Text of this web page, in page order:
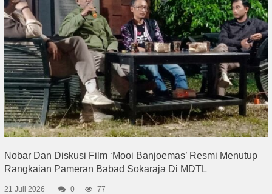
Nobar Dan Diskusi Film ‘Mooi Banjoemas’ Resmi Menutup
Rangkaian Pameran Babad Sokaraja Di MDTL
21 Juli 2026 0 77